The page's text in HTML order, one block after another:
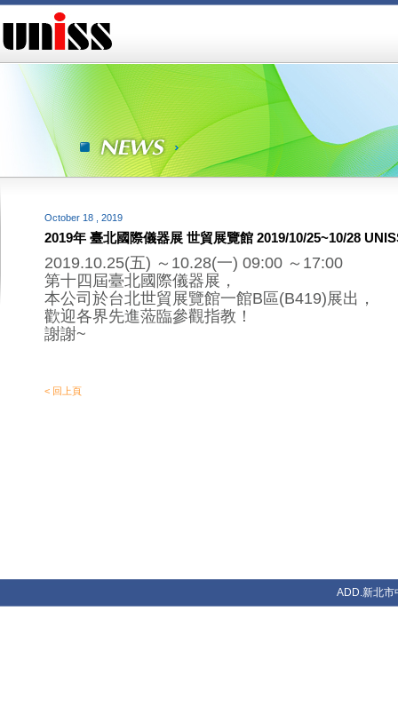
October 18 , 2019
2019年 臺北國際儀器展 世貿展覽館 2019/10/25~10/28
2019.10.25(五) ～10.28(一) 09:00 ～17:00
第十四屆臺北國際儀器展，
本公司於台北世貿展覽館一館B區(B419)展出，
歡迎各界先進蒞臨參觀指教！
謝謝~
< 回上頁
ADD.新北市